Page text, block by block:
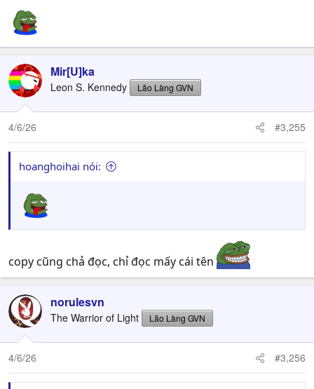
Mir[U]ka
Leon S. Kennedy Lão Làng GVN
4/6/26 #3,255
hoanghoihai nói:
copy cũng chả đọc, chỉ đọc mấy cái tên
norulesvn
The Warrior of Light Lão Làng GVN
4/6/26 #3,256